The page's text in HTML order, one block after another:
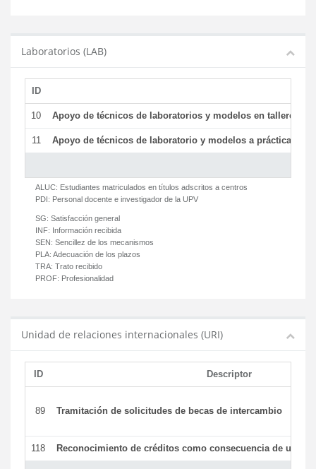
Laboratorios (LAB)
ID
10 Apoyo de técnicos de laboratorios y modelos en talleres/
11 Apoyo de técnicos de laboratorio y modelos a prácticas y
ALUC: Estudiantes matriculados en títulos adscritos a centros
PDI: Personal docente e investigador de la UPV
SG: Satisfacción general
INF: Información recibida
SEN: Sencillez de los mecanismos
PLA: Adecuación de los plazos
TRA: Trato recibido
PROF: Profesionalidad
Unidad de relaciones internacionales (URI)
ID Descriptor
89 Tramitación de solicitudes de becas de intercambio
118 Reconocimiento de créditos como consecuencia de un